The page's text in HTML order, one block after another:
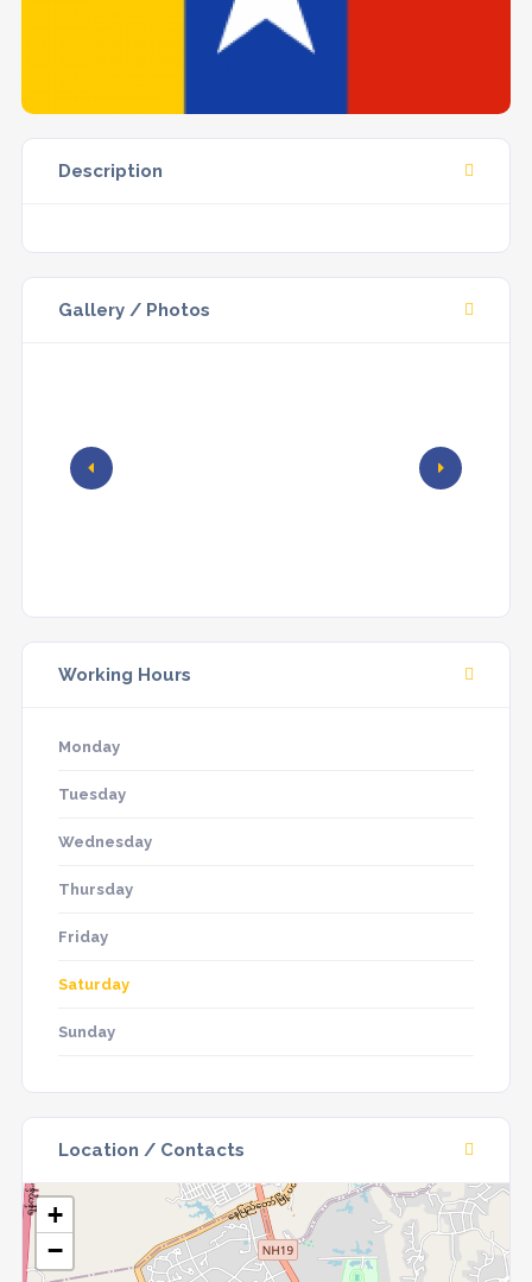
Description
Gallery / Photos
Working Hours
Monday
Tuesday
Wednesday
Thursday
Friday
Saturday
Sunday
Location / Contacts
+
−